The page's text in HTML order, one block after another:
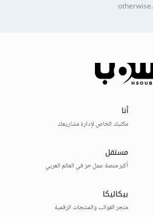
otherwise.